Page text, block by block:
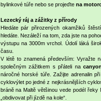
bylinkové túře nebo se projeďte na
Lezecký ráj a zážitky z přírody
Hledáte pár přirozených okamžiků
hledáte. Nezáleží na tom, zda jste na
výstupu na 3000m vrchol. Údolí láká
času.
V létě to znamená především: Vyražte
společným zážitkem s přáteli na
náročné horské túře. Zažijte adrenalin
cyklovýlet po jedné z nejkrásnějších
bráně na Maltě většinou vede podél
„obdivovat při jízdě na kole“.